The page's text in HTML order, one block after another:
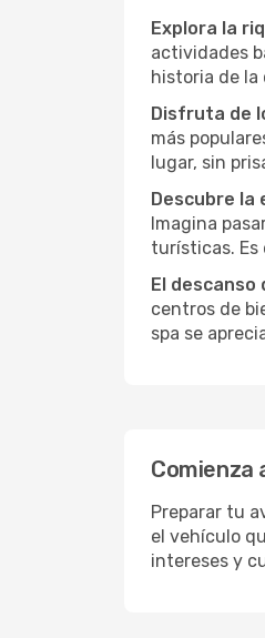
Explora la
actividades
historia de la
Disfruta de
más
lugar, sin
Descubre la
Imagina
turísticas. Es
El descanso
centros de
spa se
Comienza
Preparar tu
el vehículo
intereses y